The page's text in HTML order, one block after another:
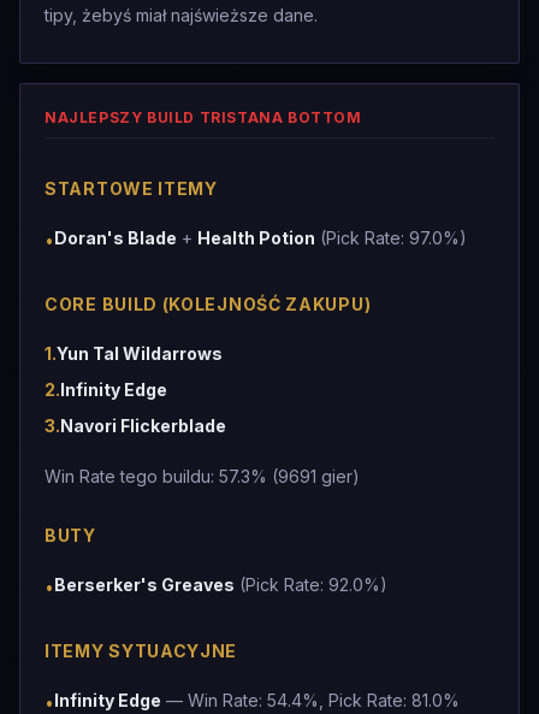
tipy, żebyś miał najświeższe dane.
NAJLEPSZY BUILD TRISTANA BOTTOM
STARTOWE ITEMY
•Doran's Blade + Health Potion (Pick Rate: 97.0%)
CORE BUILD (KOLEJNOŚĆ ZAKUPU)
1.Yun Tal Wildarrows
2.Infinity Edge
3.Navori Flickerblade
Win Rate tego buildu: 57.3% (9691 gier)
BUTY
•Berserker's Greaves (Pick Rate: 92.0%)
ITEMY SYTUACYJNE
•Infinity Edge — Win Rate: 54.4%, Pick Rate: 81.0%